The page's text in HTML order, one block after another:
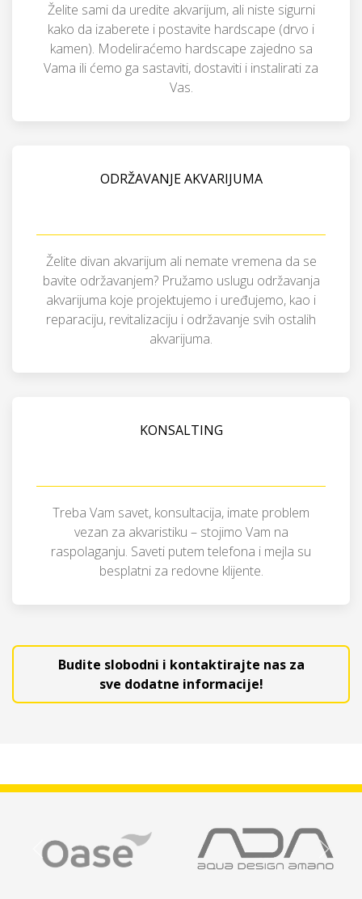
Želite sami da uredite akvarijum, ali niste sigurni
kako da izaberete i postavite hardscape (drvo i
kamen). Modeliraćemo hardscape zajedno sa
Vama ili ćemo ga sastaviti, dostaviti i instalirati za
Vas.
ODRŽAVANJE AKVARIJUMA
Želite divan akvarijum ali nemate vremena da se
bavite održavanjem? Pružamo uslugu održavanja
akvarijuma koje projektujemo i uređujemo, kao i
reparaciju, revitalizaciju i održavanje svih ostalih
akvarijuma.
KONSALTING
Treba Vam savet, konsultacija, imate problem
vezan za akvaristiku – stojimo Vam na
raspolaganju. Saveti putem telefona i mejla su
besplatni za redovne klijente.
Budite slobodni i kontaktirajte nas za
sve dodatne informacije!